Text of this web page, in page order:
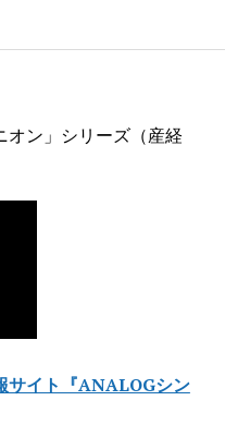
オン」シリーズ（産経
サイト『ANALOGシン